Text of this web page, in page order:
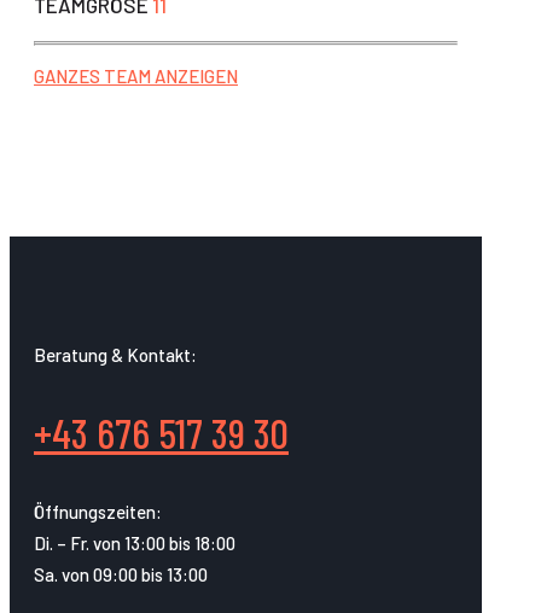
GANZES TEAM ANZEIGEN
Beratung & Kontakt:
+43 676 517 39 30
Öffnungszeiten:
Di. – Fr. von 13:00 bis 18:00
Sa. von 09:00 bis 13:00